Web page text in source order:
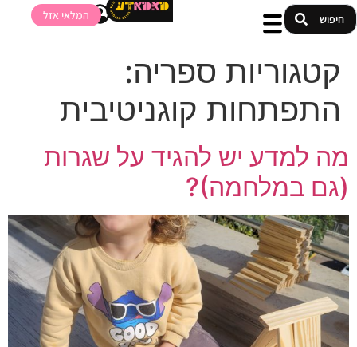
המלאי אזל
קטגוריות ספריה:
התפתחות קוגניטיבית
מה למדע יש להגיד על שגרות
(גם במלחמה)?